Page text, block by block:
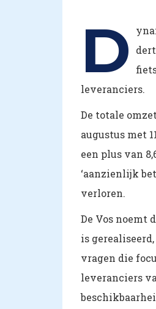
D
leveranciers.
De totale
augustus met
een plus van
‘aanzienlijk
verloren.
De Vos noemt
is
vragen die
leveranciers